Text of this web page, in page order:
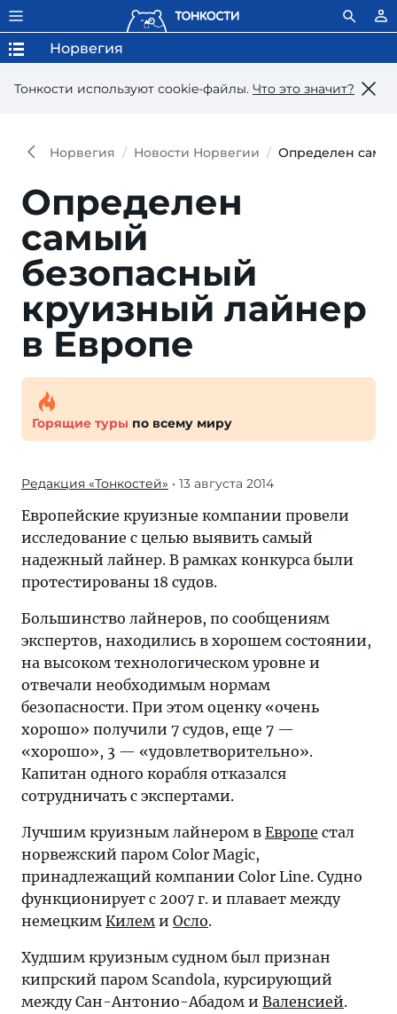
Тонкости используют сookie-файлы. Что это значит?
Норвегия
Норвегия Новости Норвегии Определен
Определен
самый
безопасный
круизный лайнер
в Европе
Горящие туры по всему миру
Редакция «Тонкостей» • 13 августа 2014
Европейские круизные компании провели
исследование с целью выявить самый
надежный лайнер. В рамках конкурса были
протестированы 18 судов.
Большинство лайнеров, по сообщениям
экспертов, находились в хорошем состоянии,
на высоком технологическом уровне и
отвечали необходимым нормам
безопасности. При этом оценку «очень
хорошо» получили 7 судов, еще 7 —
«хорошо», 3 — «удовлетворительно».
Капитан одного корабля отказался
сотрудничать с экспертами.
Лучшим круизным лайнером в Европе стал
норвежский паром Color Magic,
принадлежащий компании Color Line. Судно
функционирует с 2007 г. и плавает между
немецким Килем и Осло.
Худшим круизным судном был признан
кипрский паром Scandola, курсирующий
между Сан-Антонио-Абадом и Валенсией.